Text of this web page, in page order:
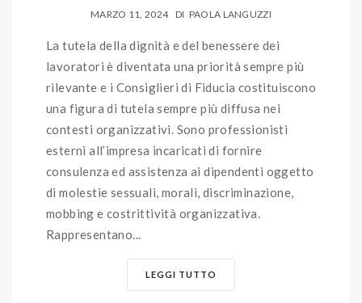
MARZO 11, 2024 DI PAOLA LANGUZZI
La tutela della dignità e del benessere dei
lavoratori è diventata una priorità sempre più
rilevante e i Consiglieri di Fiducia costituiscono
una figura di tutela sempre più diffusa nei
contesti organizzativi. Sono professionisti
esterni all’impresa incaricati di fornire
consulenza ed assistenza ai dipendenti oggetto
di molestie sessuali, morali, discriminazione,
mobbing e costrittività organizzativa.
Rappresentano...
LEGGI TUTTO